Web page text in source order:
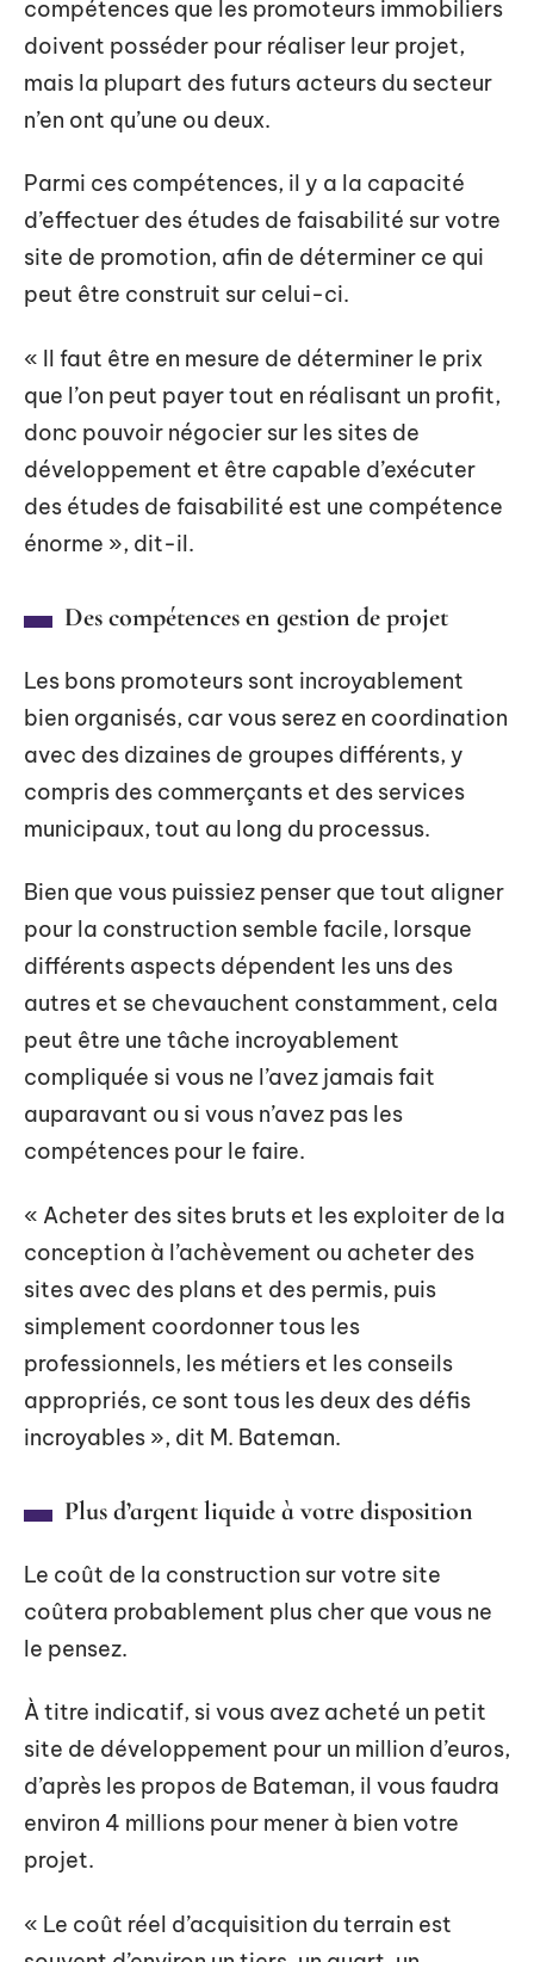
compétences que les promoteurs immobiliers
doivent posséder pour réaliser leur projet,
mais la plupart des futurs acteurs du secteur
n’en ont qu’une ou deux.
Parmi ces compétences, il y a la capacité
d’effectuer des études de faisabilité sur votre
site de promotion, afin de déterminer ce qui
peut être construit sur celui-ci.
« Il faut être en mesure de déterminer le prix
que l’on peut payer tout en réalisant un profit,
donc pouvoir négocier sur les sites de
développement et être capable d’exécuter
des études de faisabilité est une compétence
énorme », dit-il.
Des compétences en gestion de projet
Les bons promoteurs sont incroyablement
bien organisés, car vous serez en coordination
avec des dizaines de groupes différents, y
compris des commerçants et des services
municipaux, tout au long du processus.
Bien que vous puissiez penser que tout aligner
pour la construction semble facile, lorsque
différents aspects dépendent les uns des
autres et se chevauchent constamment, cela
peut être une tâche incroyablement
compliquée si vous ne l’avez jamais fait
auparavant ou si vous n’avez pas les
compétences pour le faire.
« Acheter des sites bruts et les exploiter de la
conception à l’achèvement ou acheter des
sites avec des plans et des permis, puis
simplement coordonner tous les
professionnels, les métiers et les conseils
appropriés, ce sont tous les deux des défis
incroyables », dit M. Bateman.
Plus d’argent liquide à votre disposition
Le coût de la construction sur votre site
coûtera probablement plus cher que vous ne
le pensez.
À titre indicatif, si vous avez acheté un petit
site de développement pour un million d’euros,
d’après les propos de Bateman, il vous faudra
environ 4 millions pour mener à bien votre
projet.
« Le coût réel d’acquisition du terrain est